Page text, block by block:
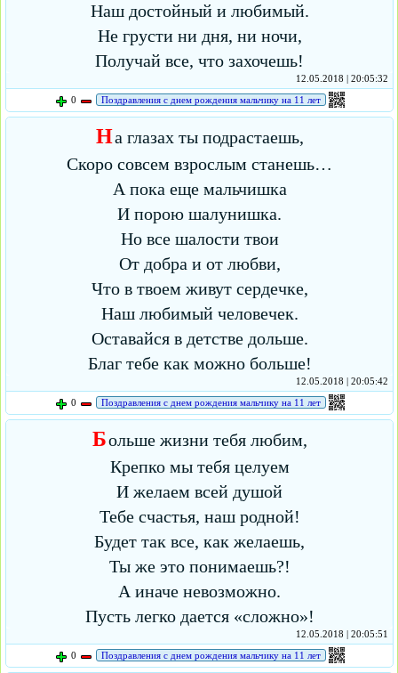
Наш достойный и любимый.
Не грусти ни дня, ни ночи,
Получай все, что захочешь!
12.05.2018 | 20:05:32
0
Поздравления с днем рождения мальчику на 11 лет
На глазах ты подрастаешь,
Скоро совсем взрослым станешь…
А пока еще мальчишка
И порою шалунишка.
Но все шалости твои
От добра и от любви,
Что в твоем живут сердечке,
Наш любимый человечек.
Оставайся в детстве дольше.
Благ тебе как можно больше!
12.05.2018 | 20:05:42
0
Поздравления с днем рождения мальчику на 11 лет
Больше жизни тебя любим,
Крепко мы тебя целуем
И желаем всей душой
Тебе счастья, наш родной!
Будет так все, как желаешь,
Ты же это понимаешь?!
А иначе невозможно.
Пусть легко дается «сложно»!
12.05.2018 | 20:05:51
0
Поздравления с днем рождения мальчику на 11 лет